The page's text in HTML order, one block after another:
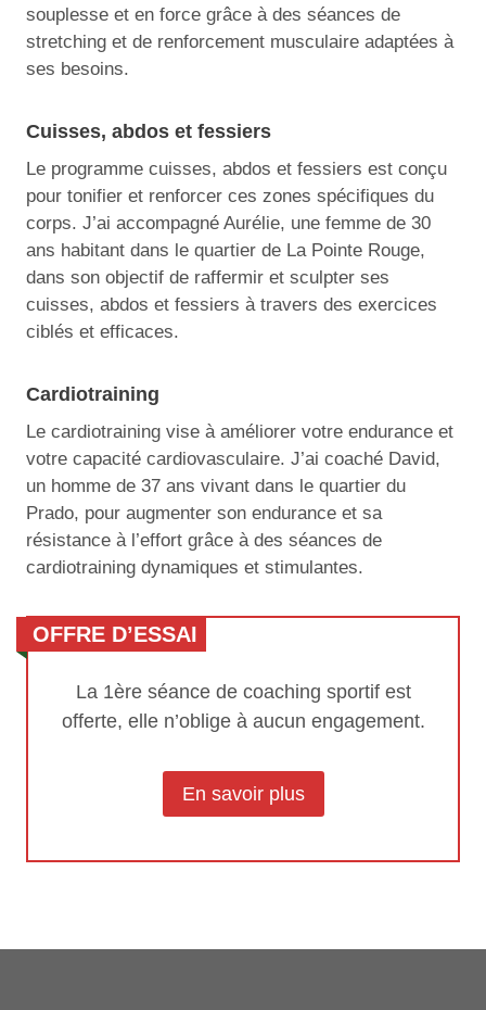
souplesse et en force grâce à des séances de
stretching et de renforcement musculaire adaptées à
ses besoins.
Cuisses, abdos et fessiers
Le programme cuisses, abdos et fessiers est conçu
pour tonifier et renforcer ces zones spécifiques du
corps. J’ai accompagné Aurélie, une femme de 30
ans habitant dans le quartier de La Pointe Rouge,
dans son objectif de raffermir et sculpter ses
cuisses, abdos et fessiers à travers des exercices
ciblés et efficaces.
Cardiotraining
Le cardiotraining vise à améliorer votre endurance et
votre capacité cardiovasculaire. J’ai coaché David,
un homme de 37 ans vivant dans le quartier du
Prado, pour augmenter son endurance et sa
résistance à l’effort grâce à des séances de
cardiotraining dynamiques et stimulantes.
OFFRE D’ESSAI
La 1ère séance de coaching sportif est
offerte, elle n’oblige à aucun engagement.
En savoir plus